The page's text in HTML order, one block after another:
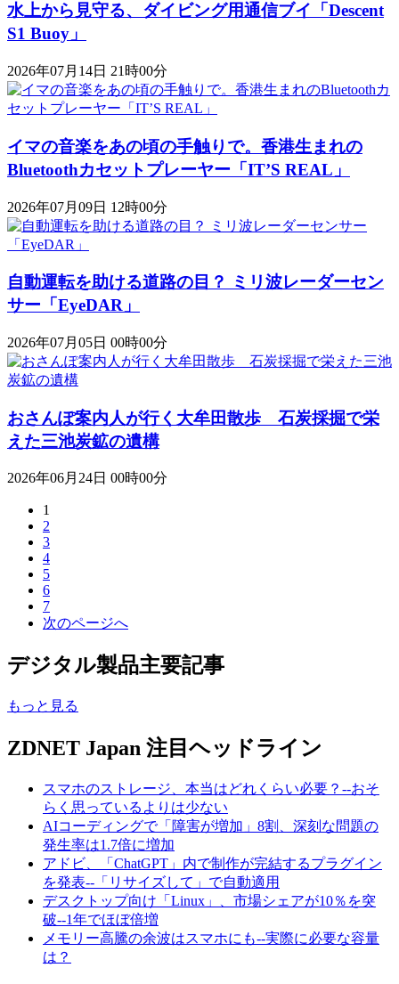
水上から見守る、ダイビング用通信ブイ「Descent
S1 Buoy​​」
2026年07月14日 21時00分
イマの音楽をあの頃の手触りで。香港生まれの
Bluetoothカセットプレーヤー「IT’S REAL」
2026年07月09日 12時00分
自動運転を助ける道路の目？ ミリ波レーダーセン
サー「EyeDAR」
2026年07月05日 00時00分
おさんぽ案内人が行く大牟田散歩 石炭採掘で栄
えた三池炭鉱の遺構
2026年06月24日 00時00分
1
2
3
4
5
6
7
次のページへ
デジタル製品主要記事
もっと見る
ZDNET Japan 注目ヘッドライン
スマホのストレージ、本当はどれくらい必要？--おそ
らく思っているよりは少ない
AIコーディングで「障害が増加」8割、深刻な問題の
発生率は1.7倍に増加
アドビ、「ChatGPT」内で制作が完結するプラグイン
を発表--「リサイズして」で自動適用
デスクトップ向け「Linux」、市場シェアが10％を突
破--1年でほぼ倍増
メモリー高騰の余波はスマホにも--実際に必要な容量
は？